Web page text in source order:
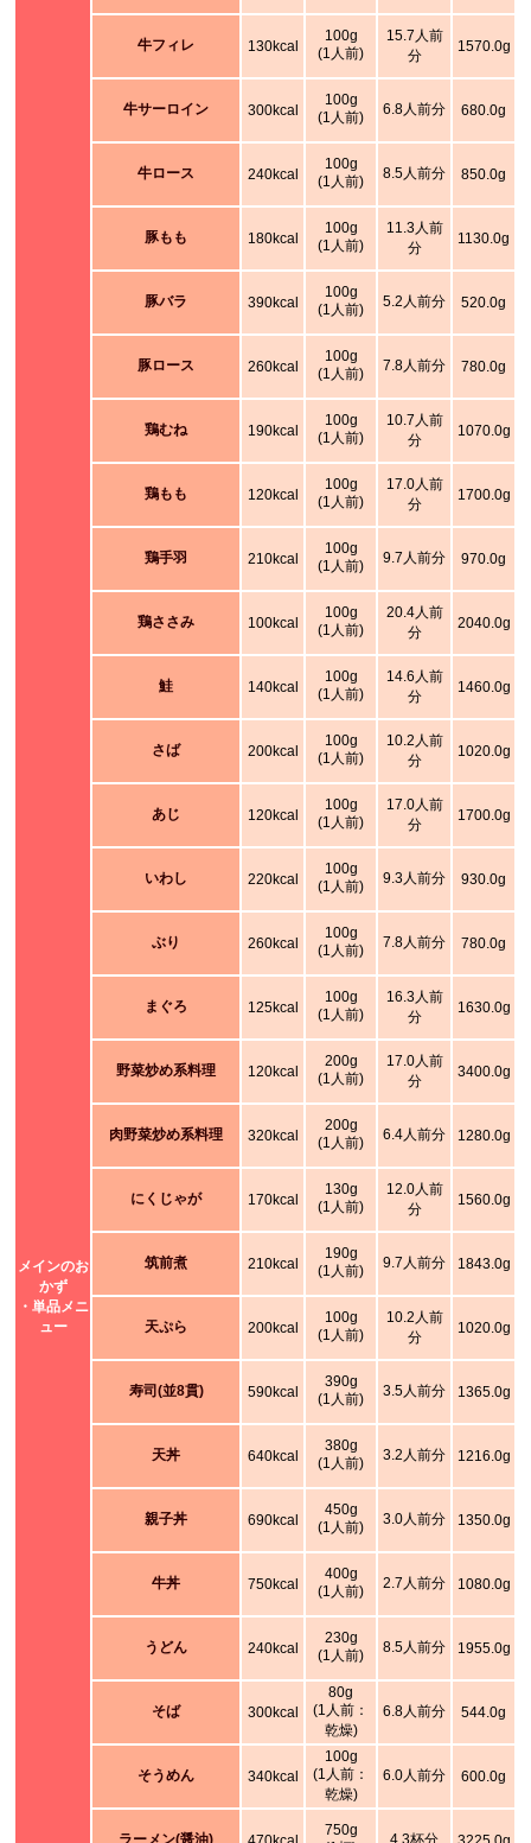
メインのお
かず
・単品メニ
ュー
牛フィレ 130kcal
100g
(1人前)
15.7人前
分
1570.0g
牛サーロイン 300kcal
100g
(1人前)
6.8人前分 680.0g
牛ロース 240kcal
100g
(1人前)
8.5人前分 850.0g
豚もも 180kcal
100g
(1人前)
11.3人前
分
1130.0g
豚バラ 390kcal
100g
(1人前)
5.2人前分 520.0g
豚ロース 260kcal
100g
(1人前)
7.8人前分 780.0g
鶏むね 190kcal
100g
(1人前)
10.7人前
分
1070.0g
鶏もも 120kcal
100g
(1人前)
17.0人前
分
1700.0g
鶏手羽 210kcal
100g
(1人前)
9.7人前分 970.0g
鶏ささみ 100kcal
100g
(1人前)
20.4人前
分
2040.0g
鮭 140kcal
100g
(1人前)
14.6人前
分
1460.0g
さば 200kcal
100g
(1人前)
10.2人前
分
1020.0g
あじ 120kcal
100g
(1人前)
17.0人前
分
1700.0g
いわし 220kcal
100g
(1人前)
9.3人前分 930.0g
ぶり 260kcal
100g
(1人前)
7.8人前分 780.0g
まぐろ 125kcal
100g
(1人前)
16.3人前
分
1630.0g
野菜炒め系料理 120kcal
200g
(1人前)
17.0人前
分
3400.0g
肉野菜炒め系料理 320kcal
200g
(1人前)
6.4人前分 1280.0g
にくじゃが 170kcal
130g
(1人前)
12.0人前
分
1560.0g
筑前煮 210kcal
190g
(1人前)
9.7人前分 1843.0g
天ぷら 200kcal
100g
(1人前)
10.2人前
分
1020.0g
寿司(並8貫) 590kcal
390g
(1人前)
3.5人前分 1365.0g
天丼 640kcal
380g
(1人前)
3.2人前分 1216.0g
親子丼 690kcal
450g
(1人前)
3.0人前分 1350.0g
牛丼 750kcal
400g
(1人前)
2.7人前分 1080.0g
うどん 240kcal
230g
(1人前)
8.5人前分 1955.0g
そば 300kcal
80g
(1人前：
乾燥)
6.8人前分 544.0g
そうめん 340kcal
100g
(1人前：
乾燥)
6.0人前分 600.0g
ラーメン(醤油)
750g
4.3杯分